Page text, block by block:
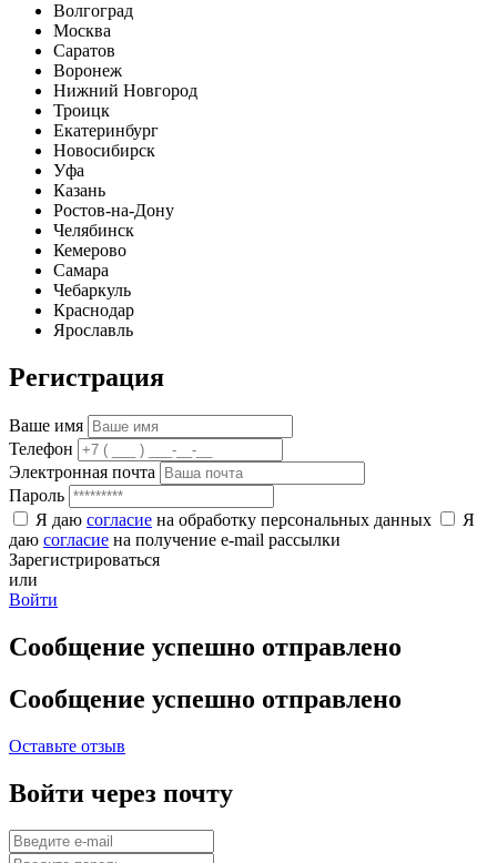
Волгоград
Москва
Саратов
Воронеж
Нижний Новгород
Троицк
Екатеринбург
Новосибирск
Уфа
Казань
Ростов-на-Дону
Челябинск
Кемерово
Самара
Чебаркуль
Краснодар
Ярославль
Регистрация
Ваше имя
Телефон
Электронная почта
Пароль
Я даю согласие на обработку персональных данных
Я
даю согласие на получение e-mail рассылки
Зарегистрироваться
или
Войти
Сообщение успешно отправлено
Сообщение успешно отправлено
Оставьте отзыв
Войти через почту